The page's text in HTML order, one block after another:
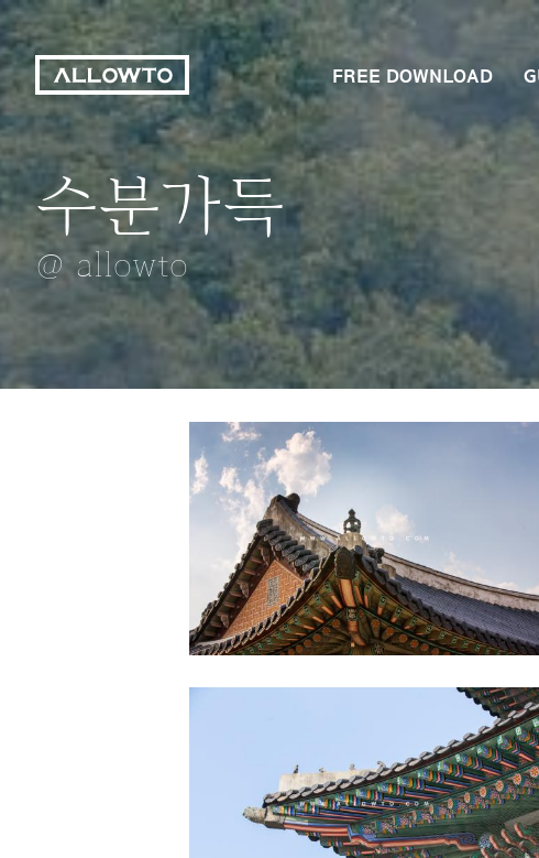
FREE DOWNLOAD
수분가득
@ allowto
속초아이
@ allowto
앳지있는 높이
@ allowto
튤립
@ allowto
아파트
@ allowto